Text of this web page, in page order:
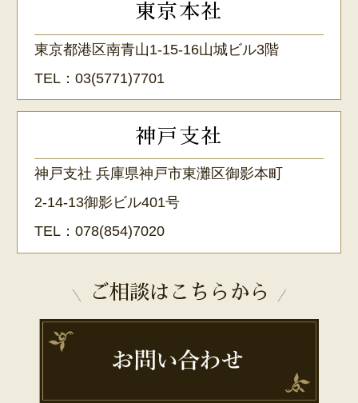
東京本社
東京都港区南青山1-15-16山城ビル3階
TEL：03(5771)7701
神戸支社
神戸支社 兵庫県神戸市東灘区御影本町
2-14-13御影ビル401号
TEL：078(854)7020
ご相談はこちらから